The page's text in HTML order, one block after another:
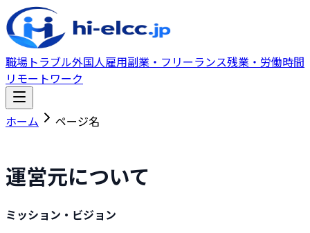
職場トラブル外国人雇用副業・フリーランス残業・労働時間
リモートワーク
ホーム ページ名
運営元について
ミッション・ビジョン